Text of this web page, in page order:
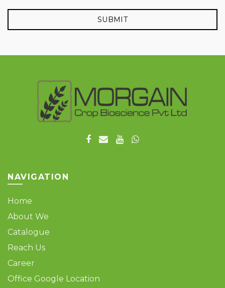
NAVIGATION
Home
About We
Catalogue
Reach Us
Career
Office Google Location